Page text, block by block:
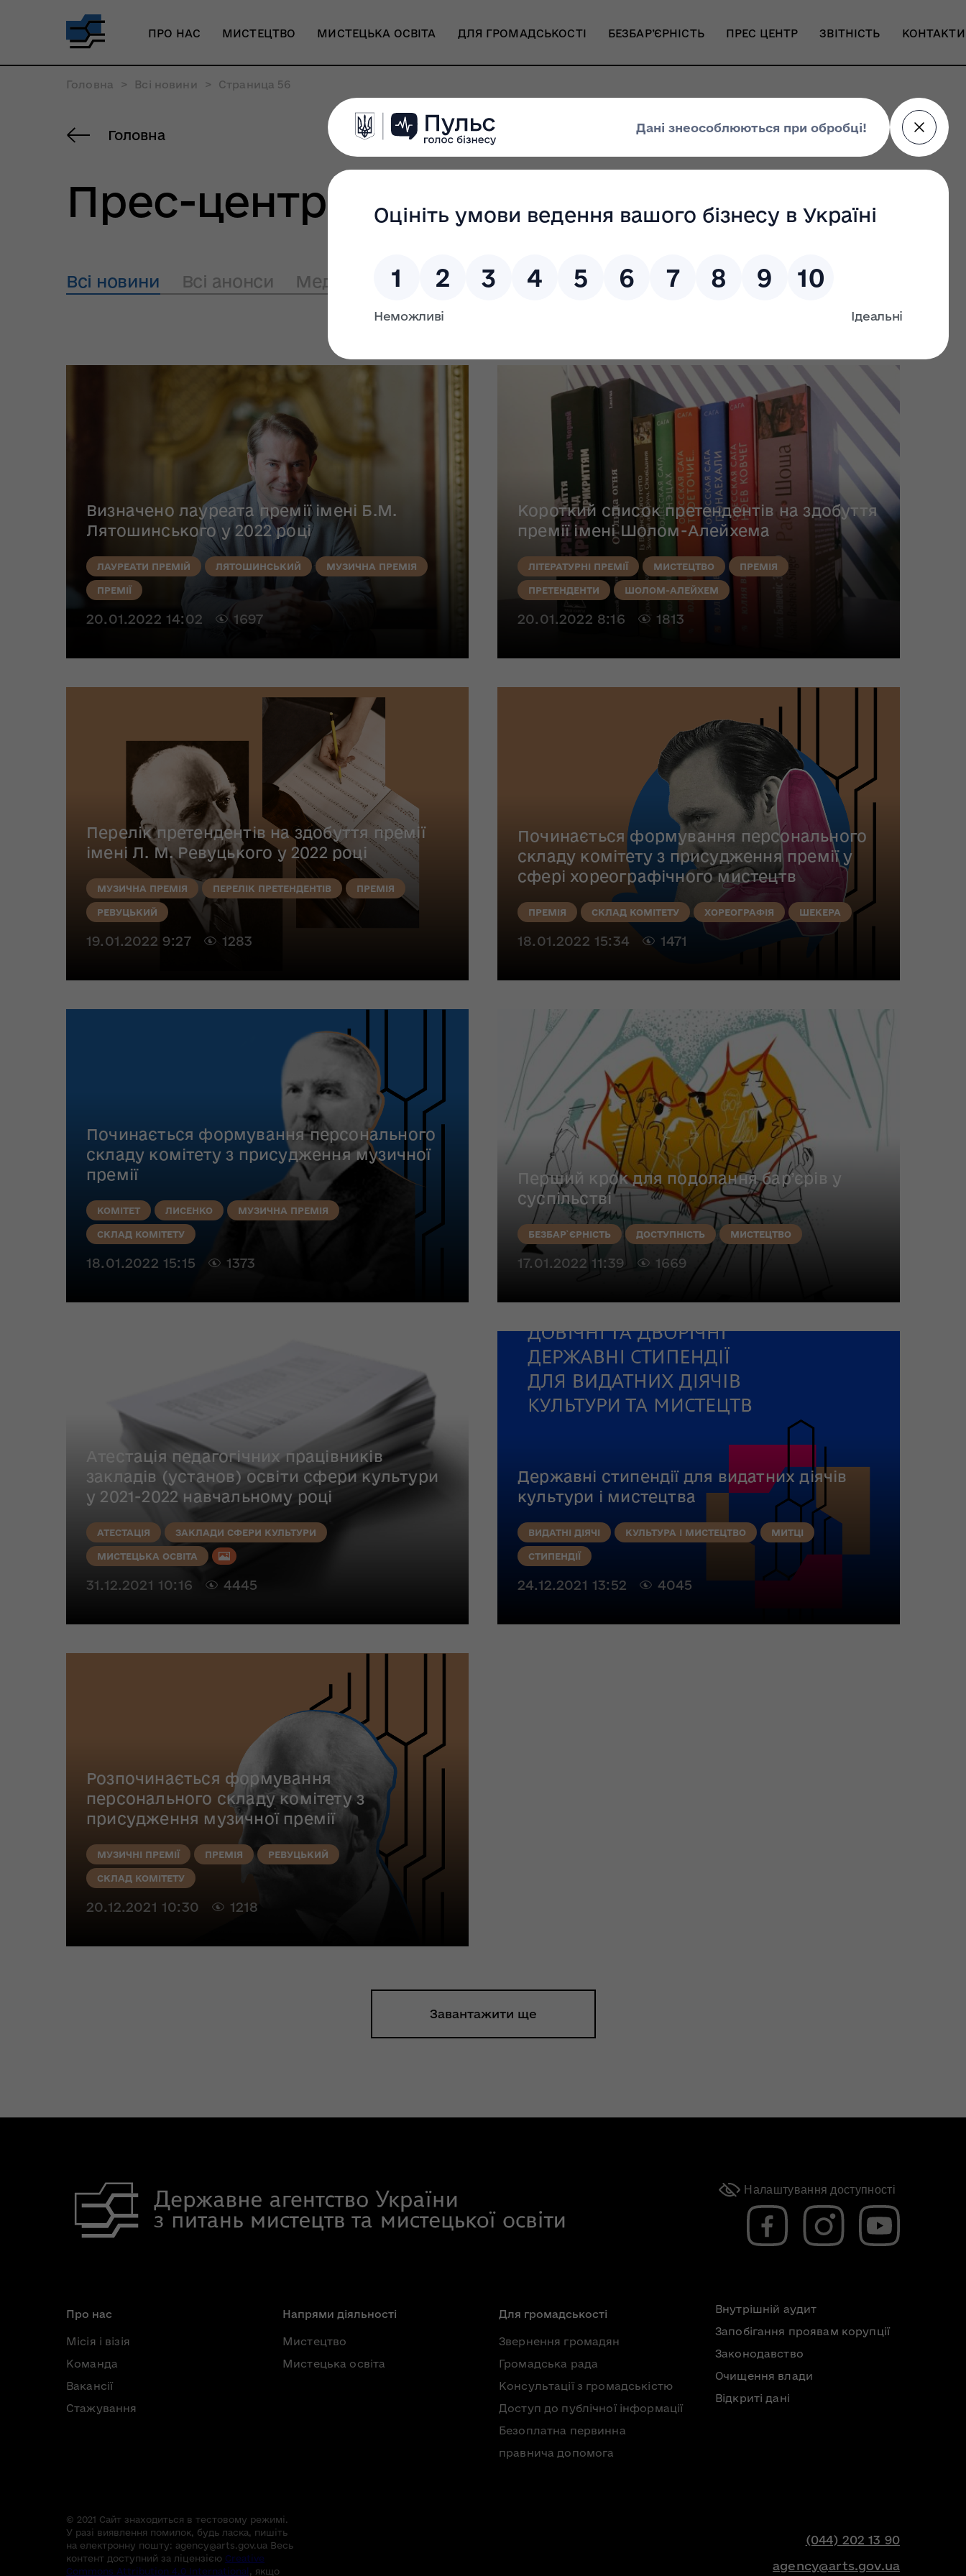
ПРО НАС МИСТЕЦТВО МИСТЕЦЬКА ОСВІТА ДЛЯ ГРОМАДСЬКОСТІ БЕЗБАР’ЄРНІСТЬ ПРЕС ЦЕНТР ЗВІТНІСТЬ КОНТАКТИ
Головна > Всі новини > Страница 56
Головна
Прес-центр
Всі новини Всі анонси Медіагалерея Акредитація
Визначено лауреата премії імені Б.М.
Лятошинського у 2022 році
ЛАУРЕАТИ ПРЕМІЙ ЛЯТОШИНСЬКИЙ МУЗИЧНА ПРЕМІЯ
ПРЕМІЇ
20.01.2022 14:02 1697
Короткий список претендентів на здобуття
премії імені Шолом-Алейхема
ЛІТЕРАТУРНІ ПРЕМІЇ МИСТЕЦТВО ПРЕМІЯ
ПРЕТЕНДЕНТИ ШОЛОМ-АЛЕЙХЕМ
20.01.2022 8:16 1813
Перелік претендентів на здобуття премії
імені Л. М. Ревуцького у 2022 році
МУЗИЧНА ПРЕМІЯ ПЕРЕЛІК ПРЕТЕНДЕНТІВ ПРЕМІЯ
РЕВУЦЬКИЙ
19.01.2022 9:27 1283
Починається формування персонального
складу комітету з присудження премії у
сфері хореографічного мистецтв
ПРЕМІЯ СКЛАД КОМІТЕТУ ХОРЕОГРАФІЯ ШЕКЕРА
18.01.2022 15:34 1471
Починається формування персонального
складу комітету з присудження музичної
премії
КОМІТЕТ ЛИСЕНКО МУЗИЧНА ПРЕМІЯ
СКЛАД КОМІТЕТУ
18.01.2022 15:15 1373
Перший крок для подолання бар’єрів у
суспільстві
БЕЗБАР`ЄРНІСТЬ ДОСТУПНІСТЬ МИСТЕЦТВО
17.01.2022 11:39 1669
Атестація педагогічних працівників
закладів (установ) освіти сфери культури
у 2021-2022 навчальному році
АТЕСТАЦІЯ ЗАКЛАДИ СФЕРИ КУЛЬТУРИ
МИСТЕЦЬКА ОСВІТА
31.12.2021 10:16 4445
Державні стипендії для видатних діячів
культури і мистецтва
ВИДАТНІ ДІЯЧІ КУЛЬТУРА І МИСТЕЦТВО МИТЦІ
СТИПЕНДІЇ
24.12.2021 13:52 4045
Розпочинається формування
персонального складу комітету з
присудження музичної премії
МУЗИЧНІ ПРЕМІЇ ПРЕМІЯ РЕВУЦЬКИЙ
СКЛАД КОМІТЕТУ
20.12.2021 10:30 1218
Завантажити ще
Налаштування доступності
Про нас
Місія і візія
Команда
Вакансії
Стажування
Напрями діяльності
Мистецтво
Мистецька освіта
Для громадськості
Звернення громадян
Громадська рада
Консультації з громадськістю
Доступ до публічної інформації
Безоплатна первинна
правнича допомога
Внутрішній аудит
Запобігання проявам корупції
Законодавство
Очищення влади
Відкриті дані
© 2021 Сайт знаходиться в тестовому режимі.
У разі виявлення помилок, будь ласка, пишіть
на електронну пошту: agency@arts.gov.ua Весь
контент доступний за ліцензією Creative
Commons Attribution 4.0 International , якщо
(044) 202 13 90
agency@arts.gov.ua